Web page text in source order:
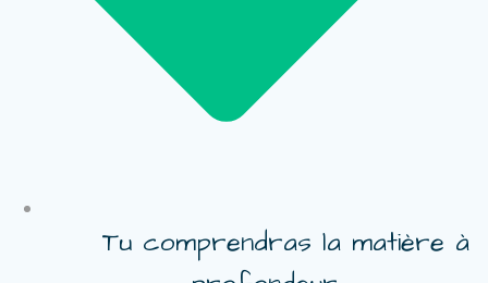
Tu comprendras la matière à